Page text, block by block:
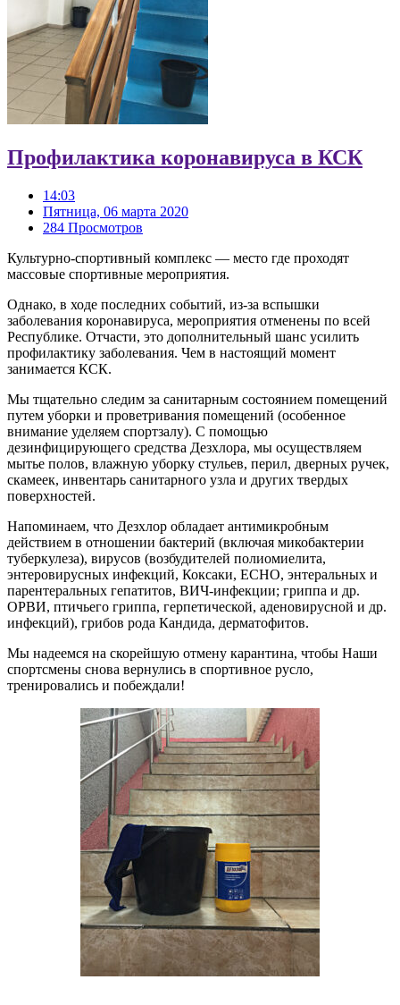
Профилактика коронавируса в КСК
14:03
Пятница, 06 марта 2020
284 Просмотров
Культурно-спортивный комплекс — место где проходят
массовые спортивные мероприятия.
Однако, в ходе последних событий, из-за вспышки
заболевания коронавируса, мероприятия отменены по всей
Республике. Отчасти, это дополнительный шанс усилить
профилактику заболевания. Чем в настоящий момент
занимается КСК.
Мы тщательно следим за санитарным состоянием помещений
путем уборки и проветривания помещений (особенное
внимание уделяем спортзалу). С помощью
дезинфицирующего средства Дезхлора, мы осуществляем
мытье полов, влажную уборку стульев, перил, дверных ручек,
скамеек, инвентарь санитарного узла и других твердых
поверхностей.
Напоминаем, что Дезхлор обладает антимикробным
действием в отношении бактерий (включая микобактерии
туберкулеза), вирусов (возбудителей полиомиелита,
энтеровирусных инфекций, Коксаки, ЕСНО, энтеральных и
парентеральных гепатитов, ВИЧ-инфекции; гриппа и др.
ОРВИ, птичьего гриппа, герпетической, аденовирусной и др.
инфекций), грибов рода Кандида, дерматофитов.
Мы надеемся на скорейшую отмену карантина, чтобы Наши
спортсмены снова вернулись в спортивное русло,
тренировались и побеждали!